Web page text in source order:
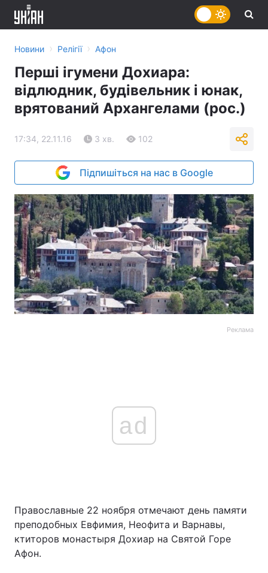
Новини › Релігії › Афон
Перші ігумени Дохиара:
відлюдник, будівельник і юнак,
врятований Архангелами (рос.)
17:34, 22.11.16 3 хв. 102
Підпишіться на нас в Google
Реклама
ad
Православные 22 ноября отмечают день памяти
преподобных Евфимия, Неофита и Варнавы,
ктиторов монастыря Дохиар на Святой Горе
Афон.